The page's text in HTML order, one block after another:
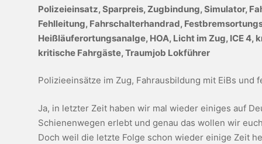
Polizeieinsatz, Sparpreis, Zugbindung, Simulator,
Fehlleitung, Fahrschalterhandrad,
Heißläuferortungsanalge, HOA, Licht im Zug, ICE 4,
kritische Fahrgäste, Traumjob Lokführer
Polizieeinsätze im Zug, Fahrausbildung mit EiBs und
Ja, in letzter Zeit haben wir mal wieder einiges auf
Schienenwegen erlebt und genau das wollen wir
Doch weil die letzte Folge schon wieder einige Zeit